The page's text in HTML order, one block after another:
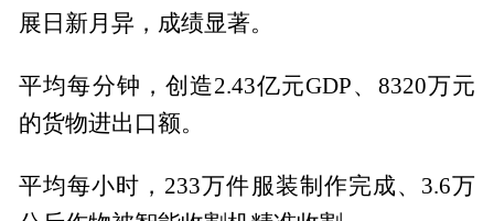
展日新月异，成绩显著。
平均每分钟，创造2.43亿元GDP、8320万元
的货物进出口额。
平均每小时，233万件服装制作完成、3.6万